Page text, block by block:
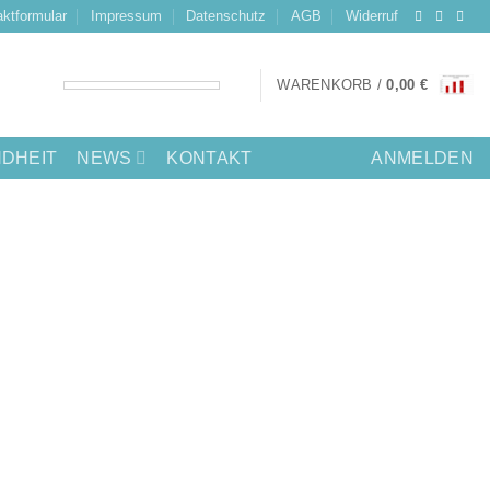
Impressum Datenschutz AGB Widerruf
WARENKORB /0,00 €
NEWS KONTAKT ANMELDEN